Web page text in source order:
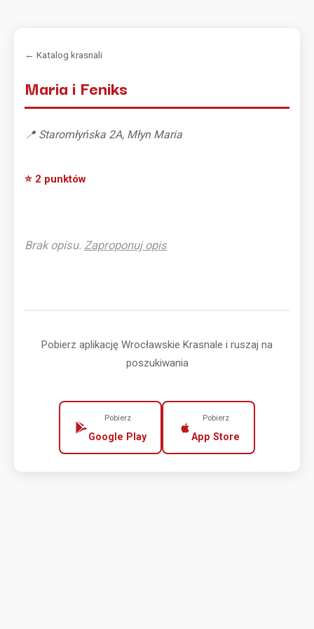
← Katalog krasnali
Maria i Feniks
📍 Staromłyńska 2A, Młyn Maria
⭐ 2 punktów
Brak opisu. Zaproponuj opis
Pobierz aplikację Wrocławskie Krasnale i ruszaj na
poszukiwania
Pobierz
Google Play
Pobierz
App Store